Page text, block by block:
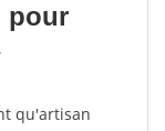
pour
qu'artisan